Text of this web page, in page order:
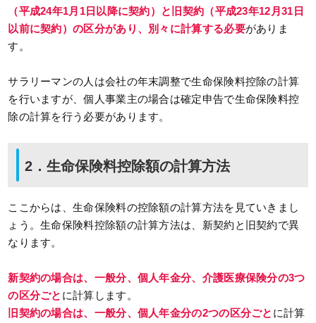
（平成24年1月1日以降に契約）と旧契約（平成23年12月31日
以前に契約）の区分があり、別々に計算する必要がありま
す。
サラリーマンの人は会社の年末調整で生命保険料控除の計算
を行いますが、個人事業主の場合は確定申告で生命保険料控
除の計算を行う必要があります。
2．生命保険料控除額の計算方法
ここからは、生命保険料の控除額の計算方法を見ていきまし
ょう。生命保険料控除額の計算方法は、新契約と旧契約で異
なります。
新契約の場合は、一般分、個人年金分、介護医療保険分の3つ
の区分ごと に計算します。
旧契約の場合は、一般分、個人年金分の2つの区分ごと に計算